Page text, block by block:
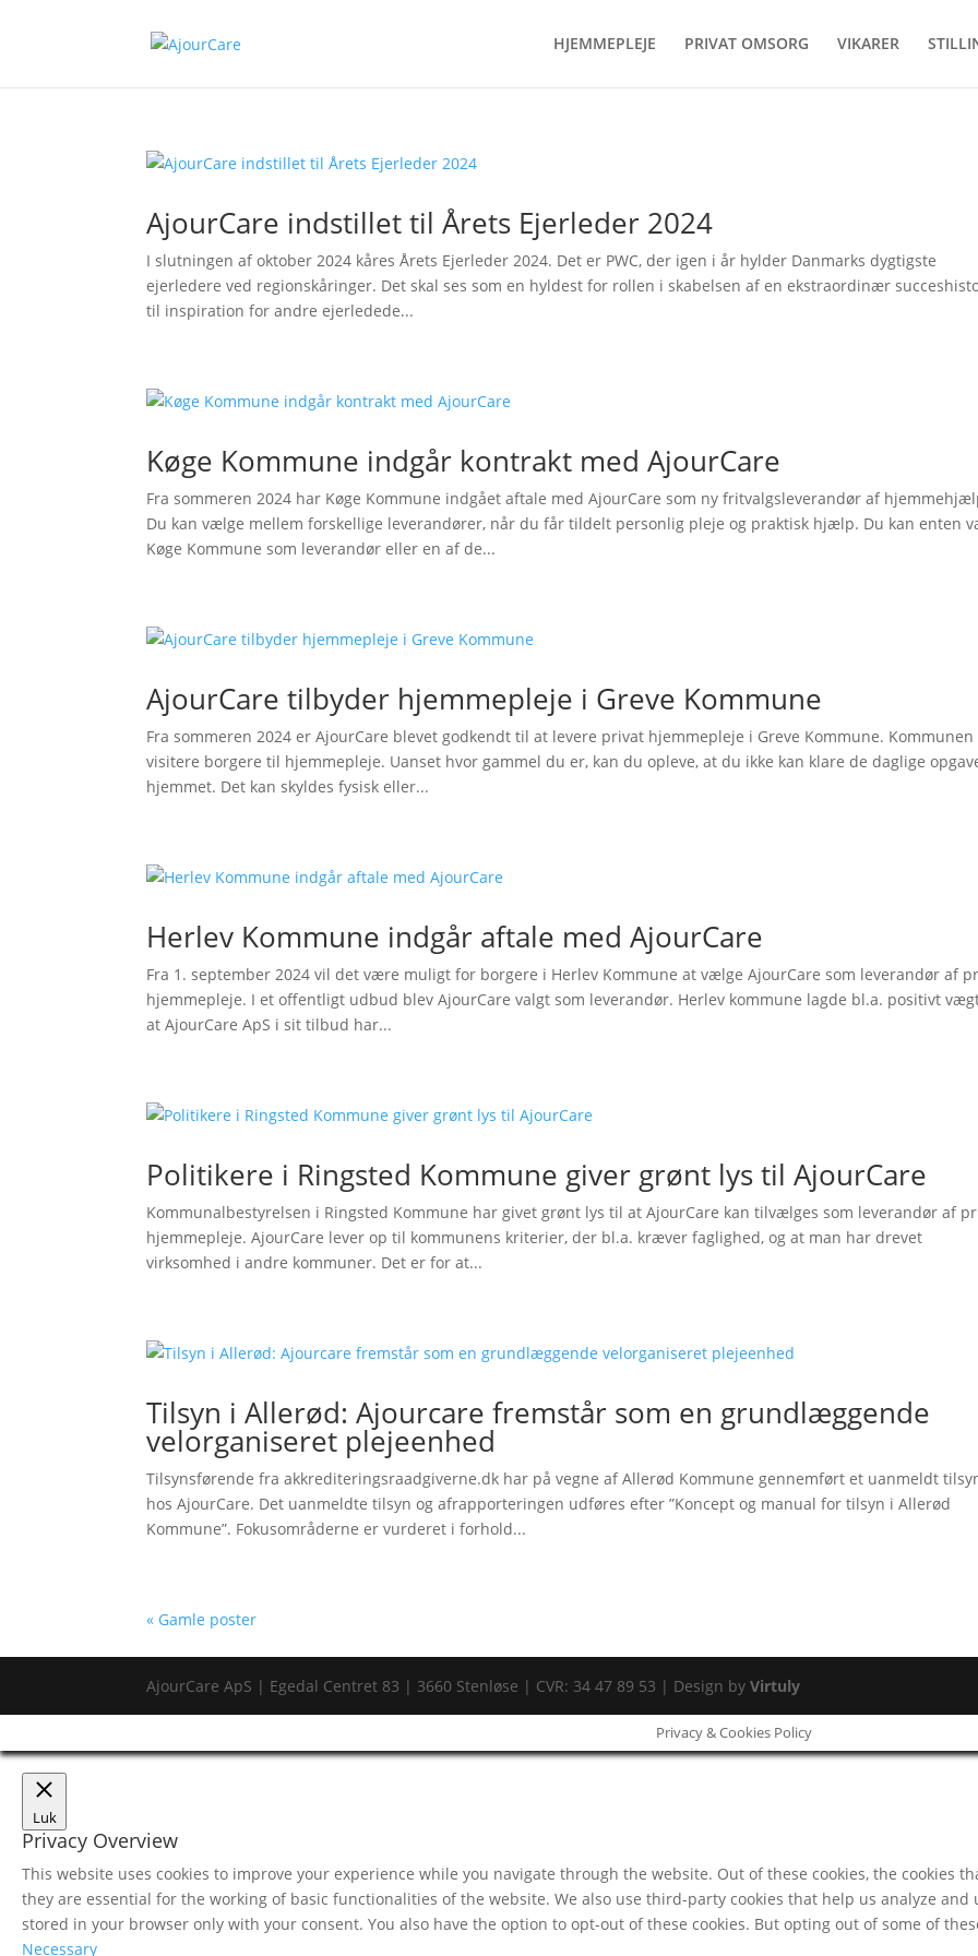
HJEMMEPLEJE PRIVAT OMSORG VIKARER
AjourCare indstillet til Årets Ejerleder 2024
I slutningen af oktober 2024 kåres Årets Ejerleder 2024. Det er PWC, der igen i år hylder Danmarks dygtigste
ejerledere ved regionskåringer. Det skal ses som en hyldest for rollen i skabelsen af en ekstraordinær
til inspiration for andre ejerledede...
Køge Kommune indgår kontrakt med AjourCare
Fra sommeren 2024 har Køge Kommune indgået aftale med AjourCare som ny fritvalgsleverandør af
Du kan vælge mellem forskellige leverandører, når du får tildelt personlig pleje og praktisk hjælp. Du kan enten
Køge Kommune som leverandør eller en af de...
AjourCare tilbyder hjemmepleje i Greve Kommune
Fra sommeren 2024 er AjourCare blevet godkendt til at levere privat hjemmepleje i Greve Kommune. Kommunen
visitere borgere til hjemmepleje. Uanset hvor gammel du er, kan du opleve, at du ikke kan klare de daglige
hjemmet. Det kan skyldes fysisk eller...
Herlev Kommune indgår aftale med AjourCare
Fra 1. september 2024 vil det være muligt for borgere i Herlev Kommune at vælge AjourCare som leverandør af
hjemmepleje. I et offentligt udbud blev AjourCare valgt som leverandør. Herlev kommune lagde bl.a. positivt
at AjourCare ApS i sit tilbud har...
Politikere i Ringsted Kommune giver grønt lys til AjourCare
Kommunalbestyrelsen i Ringsted Kommune har givet grønt lys til at AjourCare kan tilvælges som leverandør af
hjemmepleje. AjourCare lever op til kommunens kriterier, der bl.a. kræver faglighed, og at man har drevet
virksomhed i andre kommuner. Det er for at...
Tilsyn i Allerød: Ajourcare fremstår som en grundlæggende
velorganiseret plejeenhed
Tilsynsførende fra akkrediteringsraadgiverne.dk har på vegne af Allerød Kommune gennemført et uanmeldt
hos AjourCare. Det uanmeldte tilsyn og afrapporteringen udføres efter ”Koncept og manual for tilsyn i Allerød
Kommune”. Fokusområderne er vurderet i forhold...
« Gamle poster
AjourCare ApS | Egedal Centret 83 | 3660 Stenløse | CVR: 34 47 89 53 | Design byVirtuly
Privacy & Cookies Policy
Luk
Privacy Overview
This website uses cookies to improve your experience while you navigate through the website. Out of these cookies, the cookies
they are essential for the working of basic functionalities of the website. We also use third-party cookies that help us analyze
stored in your browser only with your consent. You also have the option to opt-out of these cookies. But opting out of some of
Necessary